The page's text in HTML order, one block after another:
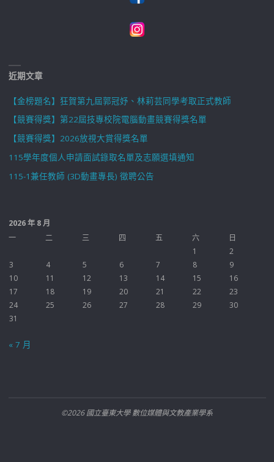
近期文章
【金榜題名】狂賀第九屆郭冠妤、林莉芸同學考取正式教師
【競賽得獎】第22屆技專校院電腦動畫競賽得獎名單
【競賽得獎】2026放視大賞得獎名單
115學年度個人申請面試錄取名單及志願選填通知
115-1兼任教師 (3D動畫專長) 徵聘公告
2026 年 8 月
一
二 三 四 五 六
日
1
2
3
4 5 6 7 8
9
10
11 12 13 14 15
16
17
18 19 20 21 22
23
24
25 26 27 28 29
30
31
« 7 月
©2026 國立臺東大學 數位媒體與文教產業學系